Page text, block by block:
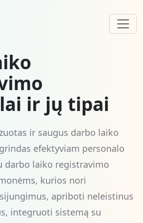
ir jų tipai
ir saugus darbo laiko
efektyviam personalo
darbo laiko registravimo
kurios nori
apriboti neleistinus
integruoti sistemą su
0
1
2
0
1
2
0
1
2
3
0
1
2
3